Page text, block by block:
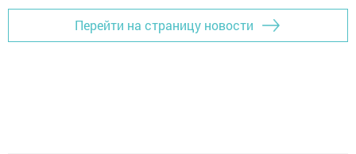
Перейти на страницу новости